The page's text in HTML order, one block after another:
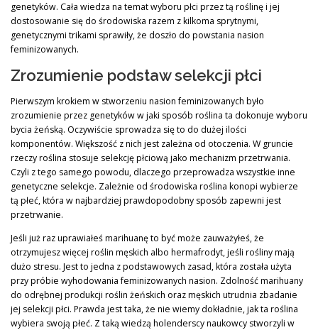
genetyków. Cała wiedza na temat wyboru płci przez tą roślinę i jej
dostosowanie się do środowiska razem z kilkoma sprytnymi,
genetycznymi trikami sprawiły, że doszło do powstania nasion
feminizowanych.
Zrozumienie podstaw selekcji płci
Pierwszym krokiem w stworzeniu nasion feminizowanych było
zrozumienie przez genetyków w jaki sposób roślina ta dokonuje wyboru
bycia żeńską. Oczywiście sprowadza się to do dużej ilości
komponentów. Większość z nich jest zależna od otoczenia. W gruncie
rzeczy roślina stosuje selekcję płciową jako mechanizm przetrwania.
Czyli z tego samego powodu, dlaczego przeprowadza wszystkie inne
genetyczne selekcje. Zależnie od środowiska roślina konopi wybierze
tą płeć, która w najbardziej prawdopodobny sposób zapewni jest
przetrwanie.
Jeśli już raz uprawiałeś marihuanę to być może zauważyłeś, że
otrzymujesz więcej roślin męskich albo hermafrodyt, jeśli rośliny mają
dużo stresu. Jest to jedna z podstawowych zasad, która została użyta
przy próbie wyhodowania feminizowanych nasion. Zdolność marihuany
do odrębnej produkcji roślin żeńskich oraz męskich utrudnia zbadanie
jej selekcji płci. Prawda jest taka, że nie wiemy dokładnie, jak ta roślina
wybiera swoją płeć. Z taką wiedzą holenderscy naukowcy stworzyli w